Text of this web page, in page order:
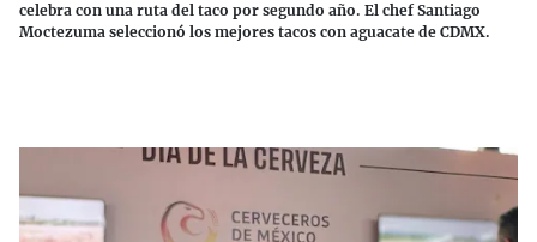
celebra con una ruta del taco por segundo año. El chef Santiago
Moctezuma seleccionó los mejores tacos con aguacate de CDMX.